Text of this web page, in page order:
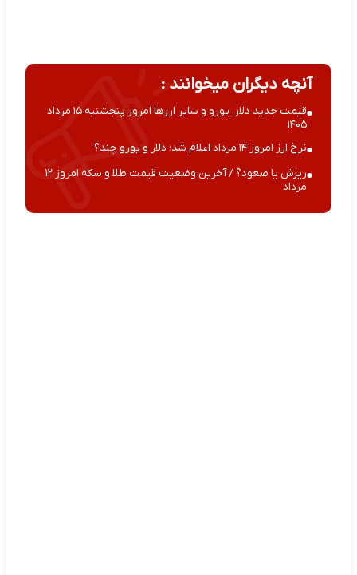
آنچه دیگران میخوانند :
قیمت جدید دلار، یورو و سایر ارزها امروز پنجشنبه ۱۵ مرداد
۱۴۰۵
نرخ ارز امروز ۱۴ مرداد اعلام شد؛ دلار و یورو چند؟
ریزش یا صعود؟ / آخرین وضعیت قیمت طلا و سکه امروز ۱۲
مرداد